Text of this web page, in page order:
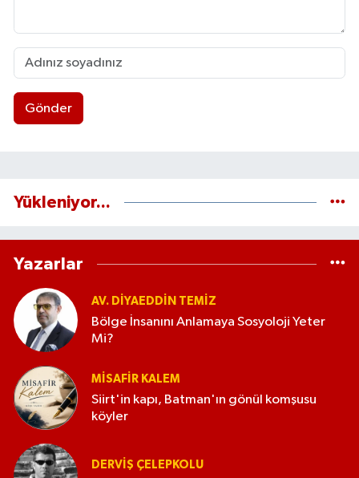
Gönder
Yükleniyor...
Yazarlar
AV. DIYAEDDIN TEMIZ
Bölge İnsanını Anlamaya Sosyoloji Yeter
Mi?
MISAFIR KALEM
Siirt'in kapı, Batman'ın gönül komşusu
köyler
DERVIŞ ÇELEPKOLU